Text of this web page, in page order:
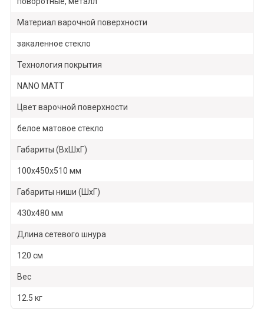
Материал варочной поверхности
закаленное стекло
Технология покрытия
NANO MATT
Цвет варочной поверхности
белое матовое стекло
Габариты (ВхШхГ)
100х450х510 мм
Габариты ниши (ШхГ)
430х480 мм
Длина сетевого шнура
120 см
Вес
12.5 кг